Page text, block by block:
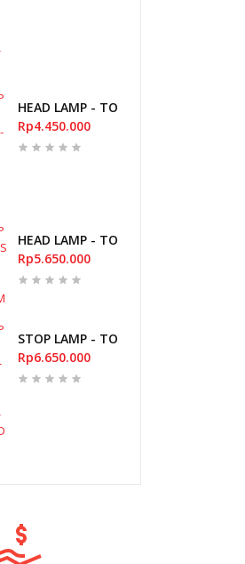
HEAD LAMP - TOYOTA AVANZA 2006-
Rp4.450.000
HEAD LAMP - TOYOTA VIOS 2014-
Rp5.650.000
STOP LAMP - TOYOTA INNOVA 2016-
Rp6.650.000